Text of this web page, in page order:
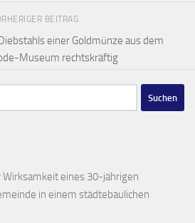
BEITRAG
einer Goldmünze aus dem
Museum rechtskräftig
eines 30-jährigen
in einem städtebaulichen